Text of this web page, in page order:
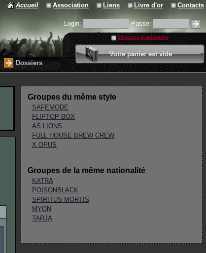
Accueil Association Liens Livre d'or Contacts
Login: Passe:
S'inscrire gratuitement
Votre panier est vide
0 article
Valider votre panier
Dossiers
Groupes du même style
SAFEMODE
FLIPTOP BOX
AS LIONS
FULL HOUSE BREW CREW
X OPUS
Groupes de la même nationalité
KATRA
POISONBLACK
SPIRITUS MORTIS
MYON
TARJA